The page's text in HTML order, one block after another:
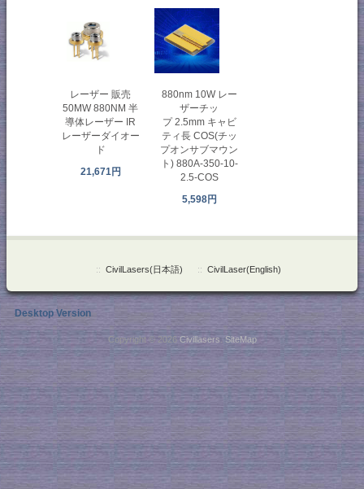
レーザー 販売
50MW 880NM 半
導体レーザー IR
レーザーダイオー
ド
21,671円
880nm 10W レー
ザーチッ
プ 2.5mm キャビ
ティ長 COS(チッ
プオンサブマウン
ト) 880A-350-10-
2.5-COS
5,598円
:: CivilLasers(日本語) :: CivilLaser(English)
Desktop Version
Copyright © 2026Civillasers SiteMap